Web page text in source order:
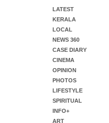
LATEST
KERALA
LOCAL
NEWS 360
CASE DIARY
CINEMA
OPINION
PHOTOS
LIFESTYLE
SPIRITUAL
INFO+
ART